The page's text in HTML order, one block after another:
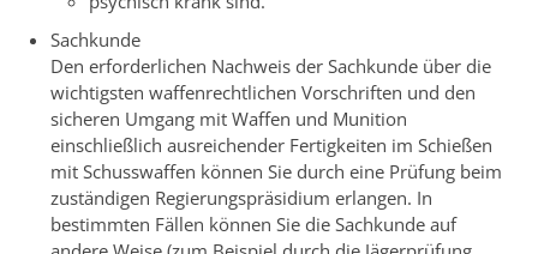
Sachkunde
Den erforderlichen Nachweis der Sachkunde über die
wichtigsten waffenrechtlichen Vorschriften und den
sicheren Umgang mit Waffen und Munition
einschließlich ausreichender Fertigkeiten im Schießen
mit Schusswaffen können Sie durch eine Prüfung beim
zuständigen Regierungspräsidium erlangen. In
bestimmten Fällen können Sie die Sachkunde auf